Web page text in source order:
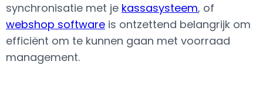
synchronisatie met je kassasysteem, of
webshop software is ontzettend belangrijk om
efficiënt om te kunnen gaan met voorraad
management.